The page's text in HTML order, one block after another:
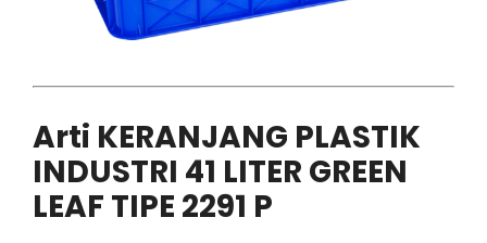
Arti KERANJANG PLASTIK
INDUSTRI 41 LITER GREEN
LEAF TIPE 2291 P